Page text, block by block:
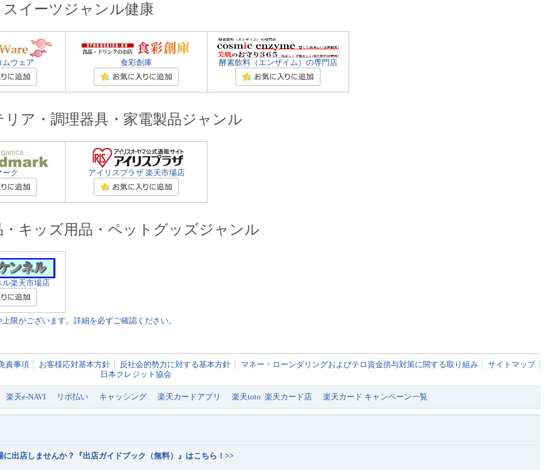
スイーツジャンル健康
ムウェア 食彩創庫 酵素飲料（エンザイム）の専門店
リア・調理器具・家電製品ジャンル
ーク アイリスプラザ 楽天市場店
・キッズ用品・ペットグッズジャンル
ル楽天市場店
限がございます。詳細を必ずご確認ください。
責事項 お客様応対基本方針 反社会的勢力に対する基本方針 マネー・ローンダリングおよびテロ資金供与対策に関する取り組み
サイトマップ
日本クレジット協会
楽天e-NAVI リボ払い キャッシング 楽天カードアプリ 楽天toto 楽天カード店 楽天カード キャンペーン一覧
出店しませんか？『出店ガイドブック（無料）』はこちら！>>